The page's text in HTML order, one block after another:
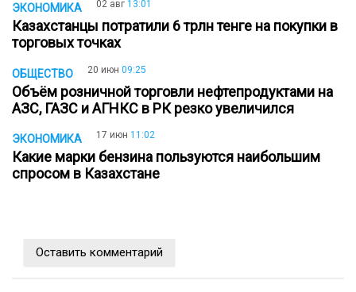
ЭКОНОМИКА 02 авг 13:01
Казахстанцы потратили 6 трлн тенге на покупки в
торговых точках
ОБЩЕСТВО 20 июн 09:25
Объём розничной торговли нефтепродуктами на
АЗС, ГАЗС и АГНКС в РК резко увеличился
ЭКОНОМИКА 17 июн 11:02
Какие марки бензина пользуются наибольшим
спросом в Казахстане
Оставить комментарий